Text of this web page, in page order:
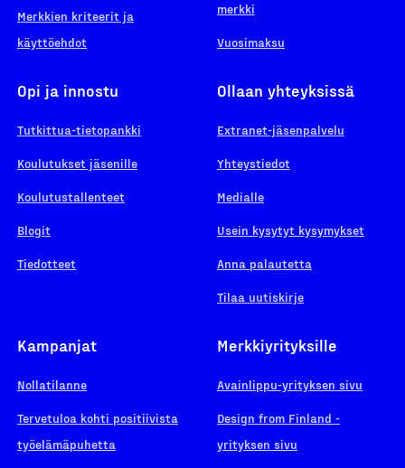
Merkkien kriteerit ja
käyttöehdot
merkki
Vuosimaksu
Opi ja innostu
Tutkittua-tietopankki
Koulutukset jäsenille
Koulutustallenteet
Blogit
Tiedotteet
Ollaan yhteyksissä
Extranet-jäsenpalvelu
Yhteystiedot
Medialle
Usein kysytyt kysymykset
Anna palautetta
Tilaa uutiskirje
Kampanjat
Nollatilanne
Tervetuloa kohti positiivista
työelämäpuhetta
Merkkiyrityksille
Avainlippu-yrityksen sivu
Design from Finland -
yrityksen sivu